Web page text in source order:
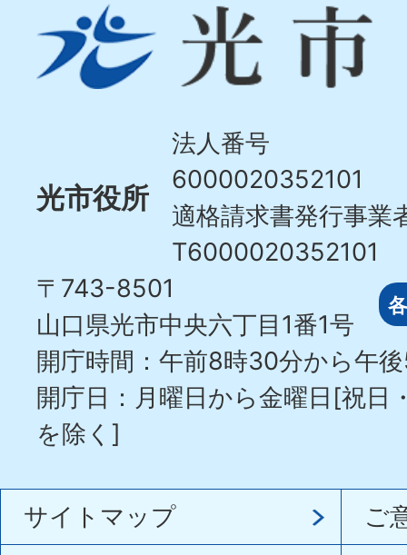
市
Hikari
光市役所
法人番号
6000020352101
適格請求書発行事業
T6000020352101
〒743-8501
山口県光市中央六丁目1番1号
開庁時間：午前8時30分から午
開庁日：月曜日から金曜日[祝日
を除く]
サイトマップ
ご